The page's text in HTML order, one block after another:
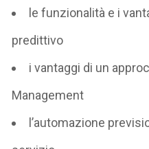
le funzionalità e i
predittivo
i vantaggi di un
Management
l’automazione